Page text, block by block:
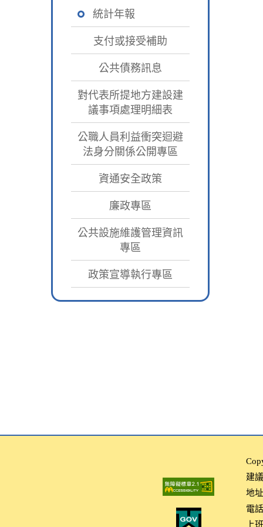
統計年報
支付或接受補助
公共債務訊息
對代表所提地方建設建
議事項處理明細表
公職人員利益衝突迴避
法身分關係公開專區
資通安全政策
廉政專區
公共設施維護管理資訊
專區
政策宣導執行專區
建
地
電
上